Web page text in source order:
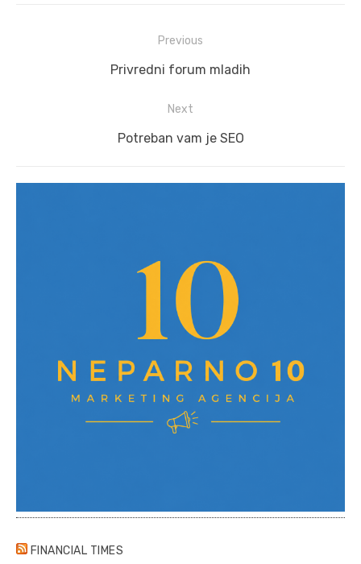
Previous
Previous
Privredni forum mladih
Next
Next
Potreban vam je SEO
FINANCIAL TIMES